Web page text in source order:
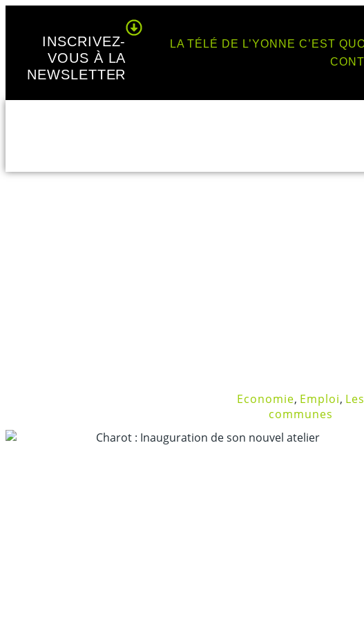
Panneau de gestion des cookies
INSCRIVEZ-
VOUS À LA
NEWSLETTER
LA TÉLÉ DE L’YONNE C’EST
Economie, Emploi, Les
communes